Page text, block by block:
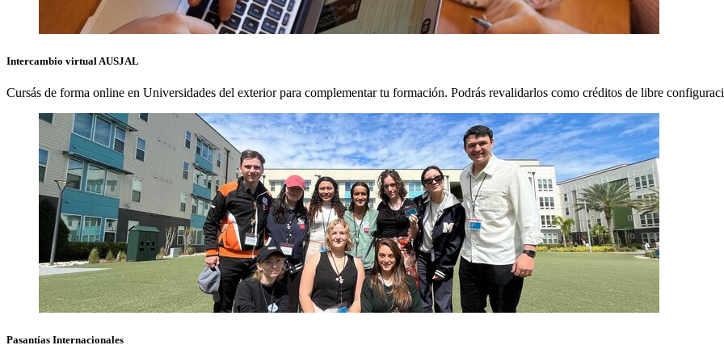
Intercambio virtual AUSJAL
Cursás de forma online en Universidades del exterior para complementar tu formación. Podrás revalidarlos como créditos de libre
Pasantías Internacionales